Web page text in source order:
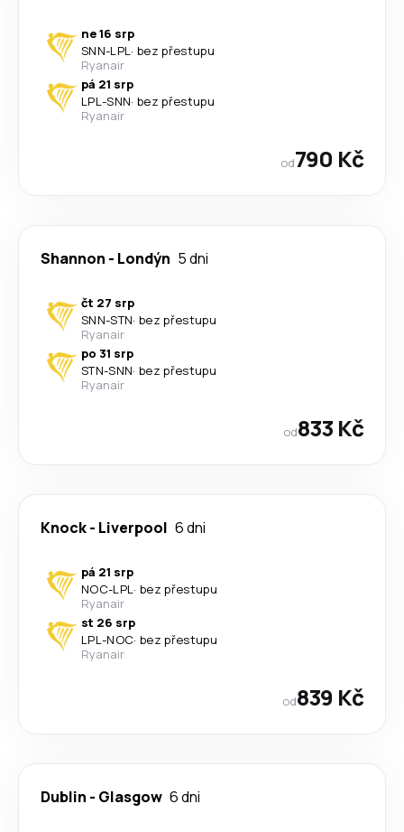
ne 16 srp
SNN-LPL· bez přestupu
Ryanair
pá 21 srp
LPL-SNN· bez přestupu
Ryanair
od790 Kč
Shannon - Londýn 5 dni
čt 27 srp
SNN-STN· bez přestupu
Ryanair
po 31 srp
STN-SNN· bez přestupu
Ryanair
od833 Kč
Knock- Liverpool 6 dni
pá 21 srp
NOC-LPL· bez přestupu
Ryanair
st 26 srp
LPL-NOC· bez přestupu
Ryanair
od839 Kč
Dublin - Glasgow 6 dni